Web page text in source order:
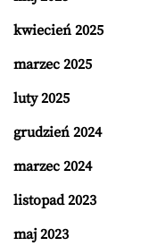
kwiecień 2025
marzec 2025
luty 2025
grudzień 2024
marzec 2024
listopad 2023
maj 2023